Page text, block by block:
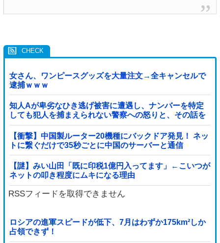
女さん、ワンピースグッズを大量注文→全キャンセルで
逮捕ｗｗｗ
知人Aが卑劣なひき逃げ被害に遭遇し、ナンバーを特定
しても犯人を捕まえられない警察への怒りと、その話を
聞いて「逃げた方が得じゃん」と言い放ったBの神経が
わからん
【衝撃】中国製ルーター20機種にバックドア発見！ ネッ
トに繋ぐだけで35秒ごとに中国のサーバーと通信
【謎】みい山田「既に印税1億円入ってます」←こいつが
ネットの叩き程度にムキになる理由
RSSフィードを取得できません
ロシアの進軍スピードが低下、7月はわずか175km²しか
占領できず！